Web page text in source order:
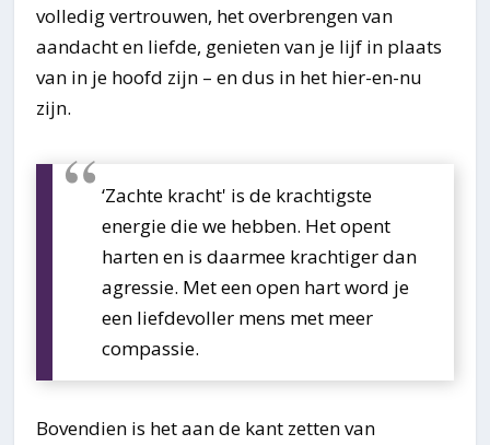
volledig vertrouwen, het overbrengen van
aandacht en liefde, genieten van je lijf in plaats
van in je hoofd zijn – en dus in het hier-en-nu
zijn.
‘Zachte kracht' is de krachtigste
energie die we hebben. Het opent
harten en is daarmee krachtiger dan
agressie. Met een open hart word je
een liefdevoller mens met meer
compassie.
Bovendien is het aan de kant zetten van